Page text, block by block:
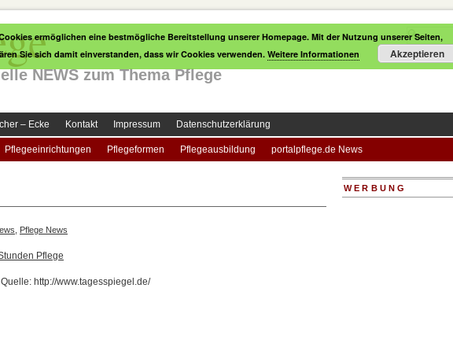
NEWS zum Thema Pflege
– Ecke Kontakt Impressum Datenschutzerklärung
Pflegeeinrichtungen Pflegeformen Pflegeausbildung portalpflege.de News
Pflege News
Pflege
Quelle: http://www.tagesspiegel.de/
WERBUNG
ermöglichen eine bestmögliche Bereitstellung unserer Homepage. Mit der Nutzung unserer Seiten,
Sie sich damit einverstanden, dass wir Cookies verwenden. Weitere Informationen Akzeptieren